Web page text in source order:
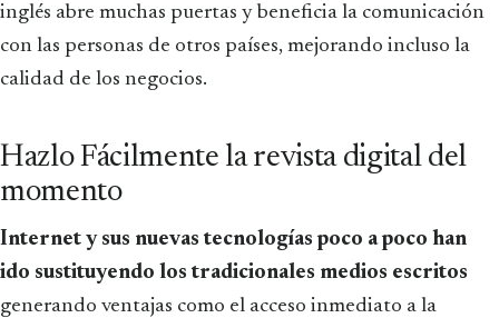
inglés abre muchas puertas y beneficia la comunicación
con las personas de otros países, mejorando incluso la
calidad de los negocios.
Hazlo Fácilmente la revista digital del
momento
Internet y sus nuevas tecnologías poco a poco han
ido sustituyendo los tradicionales medios escritos
generando ventajas como el acceso inmediato a la